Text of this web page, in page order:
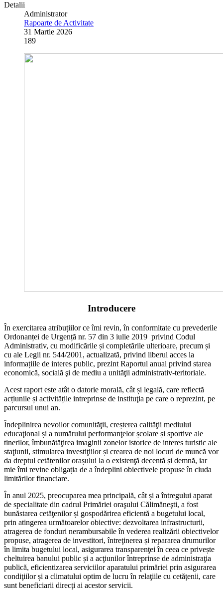
Detalii
Administrator
Rapoarte de Activitate
31 Martie 2026
189
Introducere
În exercitarea atribuțiilor ce îmi revin, în conformitate cu prevederile
Ordonanței de Urgență nr. 57 din 3 iulie 2019 privind Codul
Administrativ, cu modificările și completările ulterioare, precum și
cu ale Legii nr. 544/2001, actualizată, privind liberul acces la
informațiile de interes public, prezint Raportul anual privind starea
economică, socială şi de mediu a unităţii administrativ-teritoriale.
Acest raport este atât o datorie morală, cât și legală, care reflectă
acțiunile și activitățile intreprinse de instituţia pe care o reprezint, pe
parcursul unui an.
Îndeplinirea nevoilor comunităţii, creșterea calităţii mediului
educaţional și a numărului performanţelor școlare și sportive ale
tinerilor, îmbunătăţirea imaginii zonelor istorice de interes turistic ale
staţiunii, stimularea investiţiilor și crearea de noi locuri de muncă vor
da dreptul cetățenilor orașului la o existenţă decentă și demnă, iar
mie îmi revine obligația de a îndeplini obiectivele propuse în ciuda
limitărilor financiare.
În anul 2025, preocuparea mea principală, cât și a întregului aparat
de specialitate din cadrul Primăriei oraşului Călimăneşti, a fost
bunăstarea cetăţenilor și gospodărirea eficientă a bugetului local,
prin atingerea următoarelor obiective: dezvoltarea infrastructurii,
atragerea de fonduri nerambursabile în vederea realizării obiectivelor
propuse, atragerea de investitori, întreţinerea și repararea drumurilor
în limita bugetului local, asigurarea transparenţei în ceea ce privește
cheltuirea banului public și a acţiunilor întreprinse de administraţia
publică, eficientizarea serviciilor aparatului primăriei prin asigurarea
condiţiilor și a climatului optim de lucru în relaţiile cu cetăţenii, care
sunt beneficiarii direcţi ai acestor servicii.